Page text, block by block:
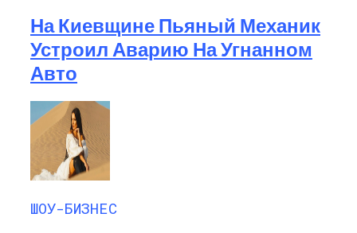
На Киевщине Пьяный Механик
Устроил Аварию На Угнанном
Авто
ШОУ-БИЗНЕС